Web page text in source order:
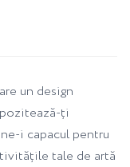
un design
ți
i capacul pentru
tale de artă